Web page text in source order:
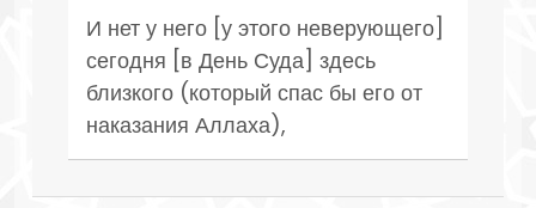
И нет у него [у этого неверующего]
сегодня [в День Суда] здесь
близкого (который спас бы его от
наказания Аллаха),